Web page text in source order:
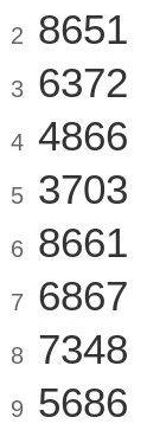
2 8651
3 6372
4 4866
5 3703
6 8661
7 6867
8 7348
9 5686